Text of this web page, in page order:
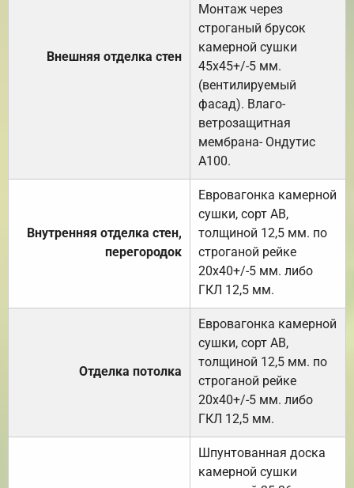
Внешняя отделка стен
Монтаж через
строганый брусок
камерной сушки
45х45+/-5 мм.
(вентилируемый
фасад). Влаго-
ветрозащитная
мембрана- Ондутис
А100.
Внутренняя отделка стен,
перегородок
Евровагонка камерной
сушки, сорт АВ,
толщиной 12,5 мм. по
строганой рейке
20х40+/-5 мм. либо
ГКЛ 12,5 мм.
Отделка потолка
Евровагонка камерной
сушки, сорт АВ,
толщиной 12,5 мм. по
строганой рейке
20х40+/-5 мм. либо
ГКЛ 12,5 мм.
Шпунтованная доска
камерной сушки